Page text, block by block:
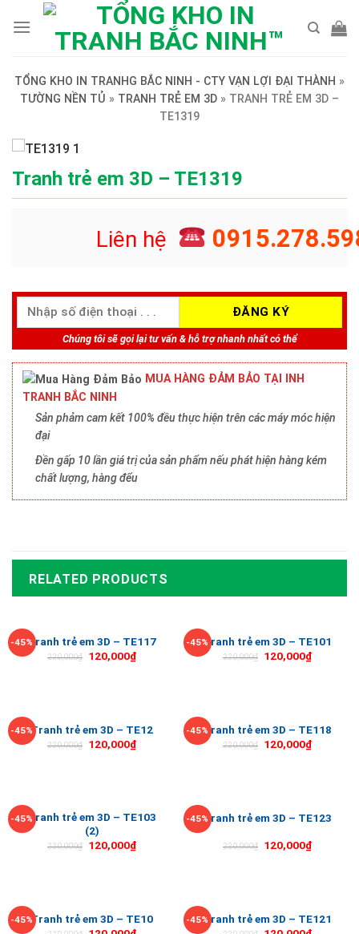
TỔNG KHO IN TRANHG BẮC NINH - CTY VẠN LỢI ĐẠI THÀNH »
TƯỜNG NỀN TỦ » TRANH TRẺ EM 3D » TRANH TRẺ EM 3D –
TE1319
Tranh trẻ em 3D – TE1319
Liên hệ
Chúng tôi sẽ gọi lại tư vấn & hỗ trợ nhanh nhất có thể
MUA HÀNG ĐẢM BẢO TẠI INH
TRANH BẮC NINH
Sản phảm cam kết 100% đều thực hiện trên các máy móc hiện
đại
Đền gấp 10 lần giá trị của sản phẩm nếu phát hiện hàng kém
chất lượng, hàng đểu
RELATED PRODUCTS
-45%Tranh trẻ em 3D – TE117
220,000₫ 120,000₫
-45%Tranh trẻ em 3D – TE101
220,000₫ 120,000₫
-45%Tranh trẻ em 3D – TE12
220,000₫ 120,000₫
-45%Tranh trẻ em 3D – TE118
220,000₫ 120,000₫
-45%Tranh trẻ em 3D – TE103
(2)
220,000₫ 120,000₫
-45%Tranh trẻ em 3D – TE123
220,000₫ 120,000₫
-45%Tranh trẻ em 3D – TE10 -45%Tranh trẻ em 3D – TE121